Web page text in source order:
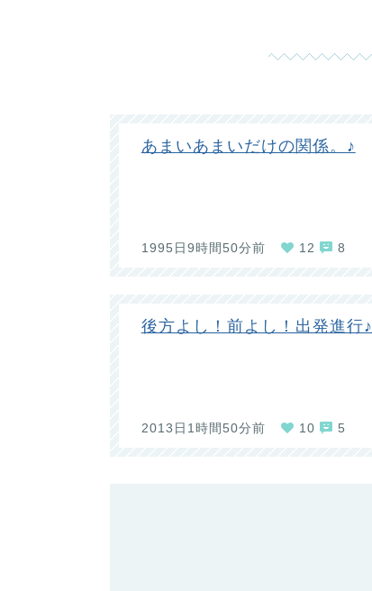
あまいあまいだけの関係。♪
1995日9時間50分前 12 8
後方よし！前よし！出発進行♪
2013日1時間50分前 10 5